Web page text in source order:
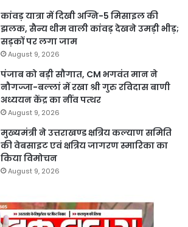
कांवड़ यात्रा में दिखी अग्नि-5 मिसाइल की
झलक, सैन्य थीम वाली कांवड़ देखने उमड़ी भीड़;
सड़कों पर लगा जाम
August 9, 2026
पंजाब को बड़ी सौगात, CM भगवंत मान ने
नौगज्जा-बल्लां में रखा श्री गुरु रविदास बाणी
अध्ययन केंद्र का नींव पत्थर
August 9, 2026
मुख्यमंत्री ने उत्तराखण्ड क्षत्रिय कल्याण समिति
की वेबसाइट एवं क्षत्रिय जागरण स्मारिका का
किया विमोचन
August 9, 2026